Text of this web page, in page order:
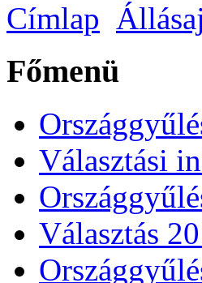
Címlap
Főmenü
Választási
Választás